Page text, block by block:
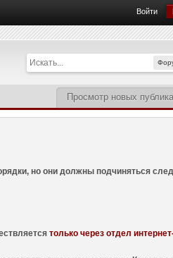
Войти
Просмотр новых
но они должны подчиняться
только через отдел